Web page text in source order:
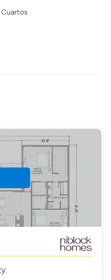
Cuartos